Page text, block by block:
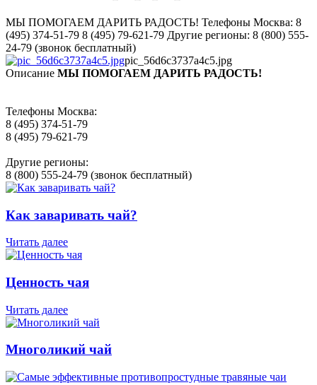
МЫ ПОМОГАЕМ ДАРИТЬ РАДОСТЬ! Телефоны Москва: 8
(495) 374-51-79 8 (495) 79-621-79 Другие регионы: 8 (800) 555-
24-79 (звонок бесплатный)
pic_56d6c3737a4c5.jpg
Описание МЫ ПОМОГАЕМ ДАРИТЬ РАДОСТЬ!
Телефоны Москва:
8 (495) 374-51-79
8 (495) 79-621-79
Другие регионы:
8 (800) 555-24-79 (звонок бесплатный)
Как заваривать чай?
Читать далее
Ценность чая
Читать далее
Многоликий чай